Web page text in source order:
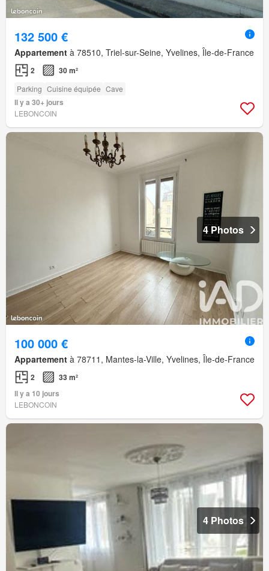
132 500 €
Appartement à 78510, Triel-sur-Seine, Yvelines, Île-de-France
2 30 m²
Parking Cuisine équipée Cave
Il y a 30+ jours
LEBONCOIN
4 Photos
100 000 €
Appartement à 78711, Mantes-la-Ville, Yvelines, Île-de-France
2
33 m²
Il y a 10 jours
LEBONCOIN
4 Photos